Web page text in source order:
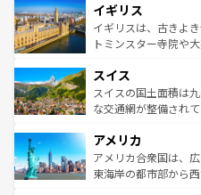
いる。シャンパンの
香り高いラベンダー
らに、パリ以外の地
れる地方に足を運ぶ
きるだろう
を参照してほしい。
顔を持つこの国は、
ルリンの文化的活気
してライン川沿いの
は、お酒好きな人にはぜひ
ドイツ情報はコンテ
イギリス
イギリスは、古きよ
トミンスター寺院や
リアごとに異なる魅
ティー、ビール好き
戦など、本場だから
ンツ一覧を参照してほ
スイス
スイスの国土面積は
な交通網が整備され
の建物がそのまま残
博物館もあり、アル
ことができる。国民
アメリカ
アメリカ合衆国は、
東海岸の都市部から